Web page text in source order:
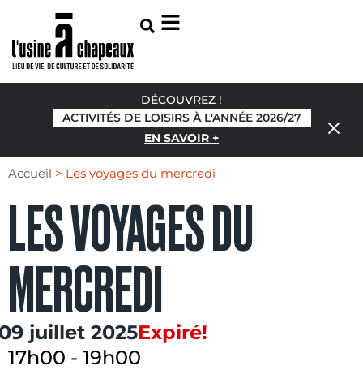
DÉCOUVREZ !
ACTIVITÉS DE LOISIRS À L'ANNÉE 2026/27
EN SAVOIR +
Accueil > Les voyages du mercredi
LES VOYAGES DU
MERCREDI
juillet 2025Expiré!
17h00 - 19h00